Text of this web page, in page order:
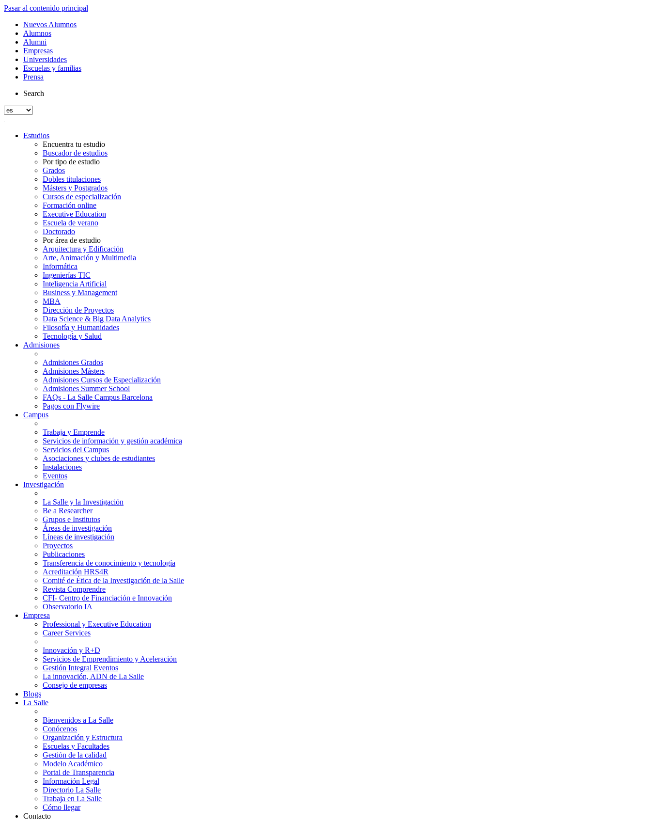
Pasar al contenido principal
Nuevos Alumnos
Alumnos
Alumni
Empresas
Universidades
Escuelas y familias
Prensa
Search
Estudios
Encuentra tu estudio
Buscador de estudios
Por tipo de estudio
Grados
Dobles titulaciones
Másters y Postgrados
Cursos de especialización
Formación online
Executive Education
Escuela de verano
Doctorado
Por área de estudio
Arquitectura y Edificación
Arte, Animación y Multimedia
Informática
Ingenierías TIC
Inteligencia Artificial
Business y Management
MBA
Dirección de Proyectos
Data Science & Big Data Analytics
Filosofía y Humanidades
Tecnología y Salud
Admisiones
Admisiones Grados
Admisiones Másters
Admisiones Cursos de Especialización
Admisiones Summer School
FAQs - La Salle Campus Barcelona
Pagos con Flywire
Campus
Trabaja y Emprende
Servicios de información y gestión académica
Servicios del Campus
Asociaciones y clubes de estudiantes
Instalaciones
Eventos
Investigación
La Salle y la Investigación
Be a Researcher
Grupos e Institutos
Áreas de investigación
Líneas de investigación
Proyectos
Publicaciones
Transferencia de conocimiento y tecnología
Acreditación HRS4R
Comité de Ética de la Investigación de la Salle
Revista Comprendre
CFI- Centro de Financiación e Innovación
Observatorio IA
Empresa
Professional y Executive Education
Career Services
Innovación y R+D
Servicios de Emprendimiento y Aceleración
Gestión Integral Eventos
La innovación, ADN de La Salle
Consejo de empresas
Blogs
La Salle
Bienvenidos a La Salle
Conócenos
Organización y Estructura
Escuelas y Facultades
Gestión de la calidad
Modelo Académico
Portal de Transparencia
Información Legal
Directorio La Salle
Trabaja en La Salle
Cómo llegar
Contacto